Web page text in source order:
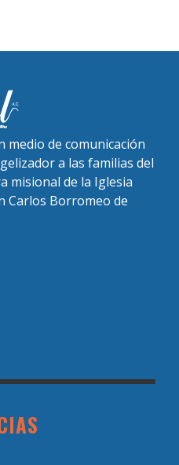
medio de comunicación
a las familias del
misional de la Iglesia
Carlos Borromeo de